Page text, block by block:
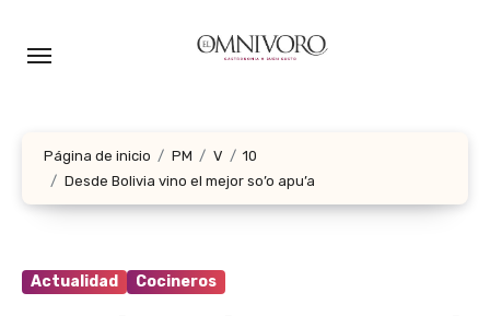
Página de inicio PM V
10
Desde Bolivia vino el mejor so’o apu’a
Actualidad Cocineros